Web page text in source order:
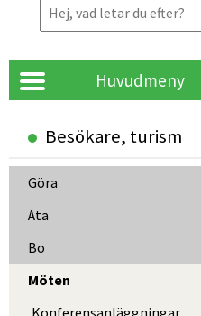
Huvudmeny
Besökare, turism
Göra
Äta
Bo
Möten
Konferens­anlägg­ningar